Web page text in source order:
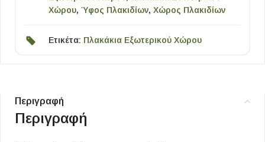
Χώρου, Ύφος Πλακιδίων, Χώρος Πλακιδίων
Ετικέτα: Πλακάκια Εξωτερικού Χώρου
Περιγραφή
Περιγραφή